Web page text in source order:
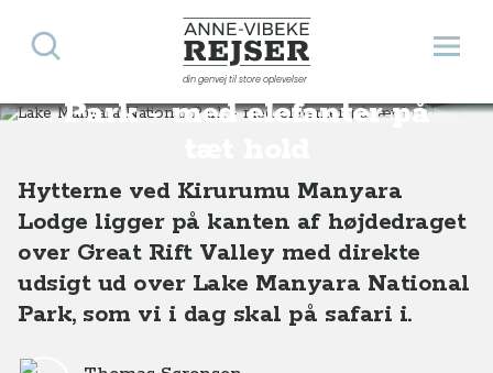
Anne-Vibeke Rejser
din genvej til store oplevelser
Åbn
Søg
Lake Manyara National
Park - med elefanter på
Destinationer Afrika Tanzania Lake Manyara National Park - med elefanter på tæt hold
Hytterne ved Kirurumu Manyara
Lodge ligger på kanten af højdedraget
over Great Rift Valley med direkte
udsigt ud over Lake Manyara National
Park, som vi i dag skal på safari i.